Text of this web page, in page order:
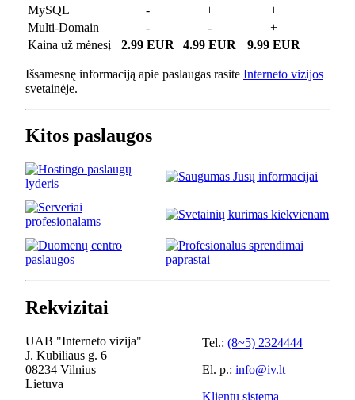
MySQL
- +
+
Multi-Domain
- -
+
Kaina už mėnesį
2.99 EUR 4.99 EUR 9.99 EUR
Išsamesnę informaciją apie paslaugas rasite Interneto vizijos
svetainėje.
Kitos paslaugos
Rekvizitai
UAB "Interneto vizija"
J. Kubiliaus g. 6
08234 Vilnius
Lietuva
Tel.: (8~5) 2324444
El. p.: info@iv.lt
Klientų sistema